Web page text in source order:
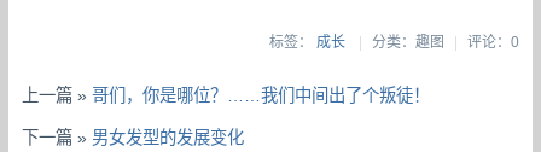
标签： 成长 | 分类：趣图 | 评论：0
上一篇 »哥们，你是哪位？……我们中间出了个叛徒！
下一篇 » 男女发型的发展变化